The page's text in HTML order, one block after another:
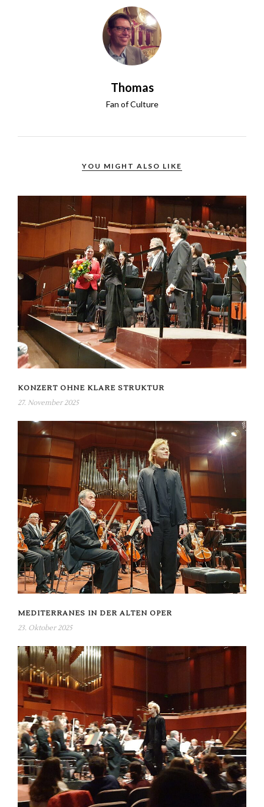
Thomas
Fan of Culture
YOU MIGHT ALSO LIKE
KONZERT OHNE KLARE STRUKTUR
27. November 2025
MEDITERRANES IN DER ALTEN OPER
23. Oktober 2025